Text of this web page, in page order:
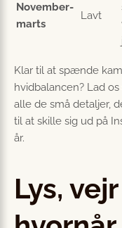
November-
marts
Lavt
Klar til at spænde
hvidbalancen? Lad
alle de små detaljer,
til at skille sig ud på
år.
Lys,